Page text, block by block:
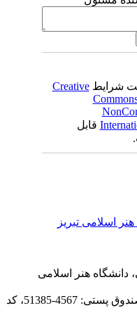
Creative
تبریز
هنر اسلامی
دفتر نشریه هنرهای صناعی اسلامی، صندوق پستی: 4567-51385، کد